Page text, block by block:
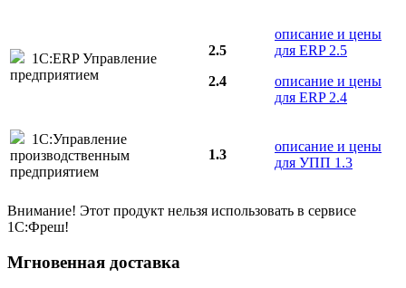
1С:ERP Управление
предприятием
2.5
2.4
описание и цены
для ERP 2.5
описание и цены
для ERP 2.4
1С:Управление
производственным
предприятием
1.3
описание и цены
для УПП 1.3
Внимание! Этот продукт нельзя использовать в сервисе
1С:Фреш!
Мгновенная доставка